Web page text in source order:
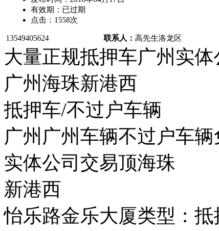
有效期： 已过期
点击： 1558次
13549405624 联系人： 高先生洛龙区
大量正规抵押车广州实
广州海珠新港西
抵押车/不过户车辆
广州广州车辆不过户车
实体公司交易顶海珠
新港西
怡乐路金乐大厦类型：